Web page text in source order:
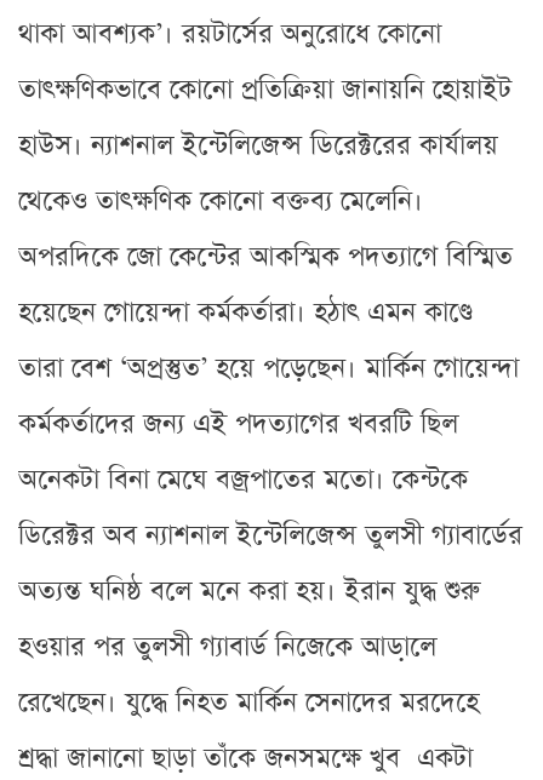
থাকা আবশ্যক’। রয়টার্সের অনুরোধে কোনো
তাৎক্ষণিকভাবে কোনো প্রতিক্রিয়া জানায়নি হোয়াইট
হাউস। ন্যাশনাল ইন্টেলিজেন্স ডিরেক্টরের কার্যালয়
থেকেও তাৎক্ষণিক কোনো বক্তব্য মেলেনি।
অপরদিকে জো কেন্টের আকস্মিক পদত্যাগে বিস্মিত
হয়েছেন গোয়েন্দা কর্মকর্তারা। হঠাৎ এমন কাণ্ডে
তারা বেশ ‘অপ্রস্তুত’ হয়ে পড়েছেন। মার্কিন গোয়েন্দা
কর্মকর্তাদের জন্য এই পদত্যাগের খবরটি ছিল
অনেকটা বিনা মেঘে বজ্রপাতের মতো। কেন্টকে
ডিরেক্টর অব ন্যাশনাল ইন্টেলিজেন্স তুলসী গ্যাবার্ডের
অত্যন্ত ঘনিষ্ঠ বলে মনে করা হয়। ইরান যুদ্ধ শুরু
হওয়ার পর তুলসী গ্যাবার্ড নিজেকে আডা়লে
রেখেছেন। যুদ্ধে নিহত মার্কিন সেনাদের মরদেহে
শ্রদ্ধা জানানো ছাড়া তাঁকে জনসমক্ষে খুব একটা